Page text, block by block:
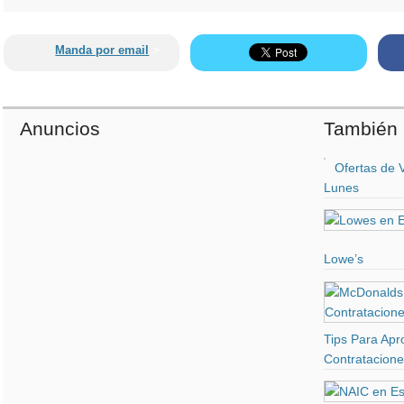
Manda por email
También
Ofertas de
Lunes
Lowe’s
Tips Para
Anuncios